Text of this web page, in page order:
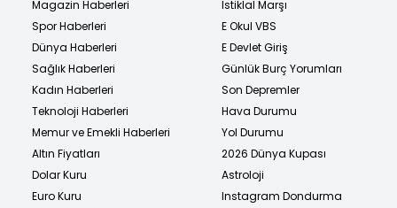
Magazin Haberleri
Spor Haberleri
Dünya Haberleri
Sağlık Haberleri
Kadın Haberleri
Teknoloji Haberleri
Memur ve Emekli Haberleri
Altın Fiyatları
Dolar Kuru
Euro Kuru
İstiklal Marşı
E Okul VBS
E Devlet Giriş
Günlük Burç Yorumları
Son Depremler
Hava Durumu
Yol Durumu
2026 Dünya Kupası
Astroloji
Instagram Dondurma